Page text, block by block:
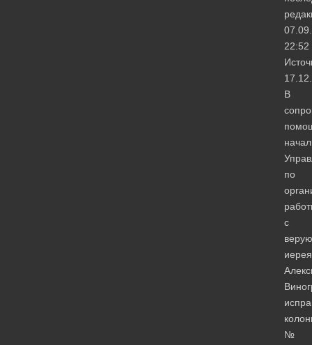
22:52
В
по
с
иерея
№